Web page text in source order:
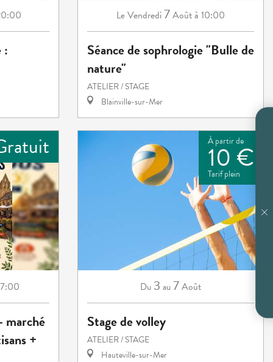
:
LeVendredi7Aoûtà 10:00
Séance de sophrologie "Bulle de
nature"
ATELIER / STAGE
Blainville-sur-Mer
marché
+
À partir de
10 €
Tarif plein
Du 3 au7Août
Stage de volley
ATELIER / STAGE
Hauteville-sur-Mer